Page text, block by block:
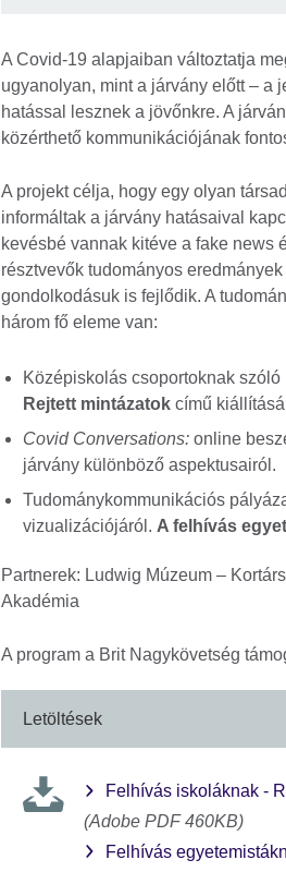
A Covid-19 alapjaiban változtatja
ugyanolyan, mint a járvány előtt – a
hatással lesznek a jövőnkre. A
közérthető kommunikációjának
A projekt célja, hogy egy olyan
informáltak a járvány hatásaival
kevésbé vannak kitéve a fake news
résztvevők tudományos
gondolkodásuk is fejlődik. A
három fő eleme van:
Középiskolás csoportoknak
Rejtett mintázatok című
Covid Conversations: online
járvány különböző aspektusairól.
Tudománykommunikációs
vizualizációjáról. A felhívás
Partnerek: Ludwig Múzeum –
Akadémia
A program a Brit Nagykövetség
Letöltések
Felhívás iskoláknak -
(Adobe PDF 460KB)
Felhívás